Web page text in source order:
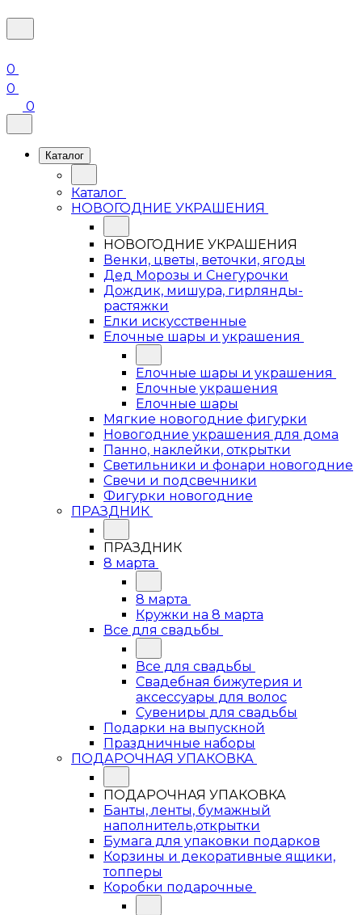
0
0
0
Каталог
Каталог
НОВОГОДНИЕ УКРАШЕНИЯ
НОВОГОДНИЕ УКРАШЕНИЯ
Венки, цветы, веточки, ягоды
Дед Морозы и Снегурочки
Дождик, мишура, гирлянды-
растяжки
Елки искусственные
Елочные шары и украшения
Елочные шары и украшения
Елочные украшения
Елочные шары
Мягкие новогодние фигурки
Новогодние украшения для дома
Панно, наклейки, открытки
Светильники и фонари новогодние
Свечи и подсвечники
Фигурки новогодние
ПРАЗДНИК
ПРАЗДНИК
8 марта
8 марта
Кружки на 8 марта
Все для свадьбы
Все для свадьбы
Свадебная бижутерия и
аксессуары для волос
Сувениры для свадьбы
Подарки на выпускной
Праздничные наборы
ПОДАРОЧНАЯ УПАКОВКА
ПОДАРОЧНАЯ УПАКОВКА
Банты, ленты, бумажный
наполнитель,открытки
Бумага для упаковки подарков
Корзины и декоративные ящики,
топперы
Коробки подарочные